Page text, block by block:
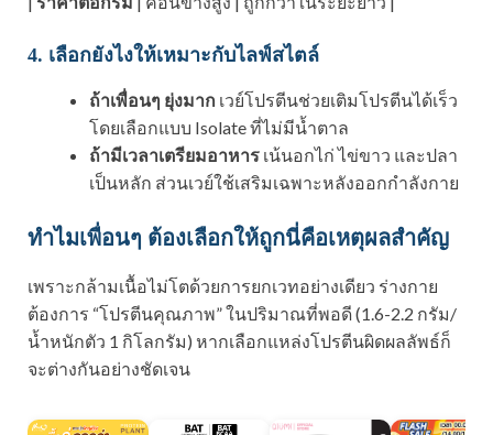
4. เลือกยังไงให้เหมาะกับไลฟ์สไตล์
ถ้าเพื่อนๆ ยุ่งมาก เวย์โปรตีนช่วยเติมโปรตีนได้เร็ว
โดยเลือกแบบ Isolate ที่ไม่มีน้ำตาล
ถ้ามีเวลาเตรียมอาหาร เน้นอกไก่ ไข่ขาว และปลา
เป็นหลัก ส่วนเวย์ใช้เสริมเฉพาะหลังออกกำลังกาย
ทำไมเพื่อนๆ ต้องเลือกให้ถูกนี่คือเหตุผลสำคัญ
เพราะกล้ามเนื้อไม่โตด้วยการยกเวทอย่างเดียว ร่างกาย
ต้องการ “โปรตีนคุณภาพ” ในปริมาณที่พอดี (1.6-2.2 กรัม/
น้ำหนักตัว 1 กิโลกรัม) หากเลือกแหล่งโปรตีนผิดผลลัพธ์ก็
จะต่างกันอย่างชัดเจน